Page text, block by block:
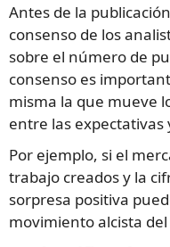
Antes de la
consenso de los
sobre el número de
consenso es
misma la que mueve
entre las expectativas
Por ejemplo, si el
trabajo creados y la
sorpresa positiva
movimiento alcista del